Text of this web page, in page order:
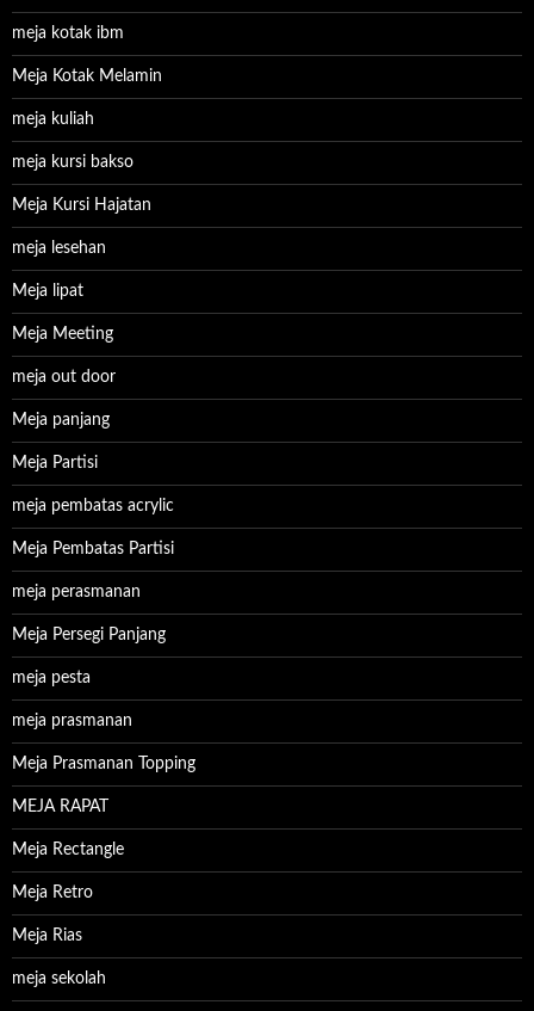
meja kotak ibm
Meja Kotak Melamin
meja kuliah
meja kursi bakso
Meja Kursi Hajatan
meja lesehan
Meja lipat
Meja Meeting
meja out door
Meja panjang
Meja Partisi
meja pembatas acrylic
Meja Pembatas Partisi
meja perasmanan
Meja Persegi Panjang
meja pesta
meja prasmanan
Meja Prasmanan Topping
MEJA RAPAT
Meja Rectangle
Meja Retro
Meja Rias
meja sekolah